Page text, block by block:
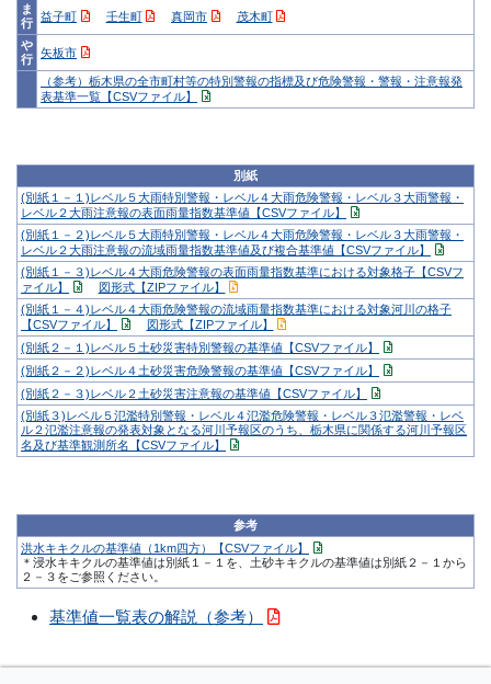
ま
行 益子町 壬生町 真岡市 茂木町
や
行 矢板市
（参考）栃木県の全市町村等の特別警報の指標及び危険警報・警報・注意報発
表基準一覧【CSVファイル】
別紙
(別紙１－１)レベル５大雨特別警報・レベル４大雨危険警報・レベル３大雨警報・
レベル２大雨注意報の表面雨量指数基準値【CSVファイル】
(別紙１－２)レベル５大雨特別警報・レベル４大雨危険警報・レベル３大雨警報・
レベル２大雨注意報の流域雨量指数基準値及び複合基準値【CSVファイル】
(別紙１－３)レベル４大雨危険警報の表面雨量指数基準における対象格子【CSVフ
ァイル】
図形式【ZIPファイル】
(別紙１－４)レベル４大雨危険警報の流域雨量指数基準における対象河川の格子
【CSVファイル】
図形式【ZIPファイル】
(別紙２－１)レベル５土砂災害特別警報の基準値【CSVファイル】
(別紙２－２)レベル４土砂災害危険警報の基準値【CSVファイル】
(別紙２－３)レベル２土砂災害注意報の基準値【CSVファイル】
(別紙３)レベル５氾濫特別警報・レベル４氾濫危険警報・レベル３氾濫警報・レベ
ル２氾濫注意報の発表対象となる河川予報区のうち、栃木県に関係する河川予報区
名及び基準観測所名【CSVファイル】
参考
洪水キキクルの基準値（1km四方）【CSVファイル】
＊浸水キキクルの基準値は別紙１－１を、土砂キキクルの基準値は別紙２－１から
２－３をご参照ください。
基準値一覧表の解説（参考）